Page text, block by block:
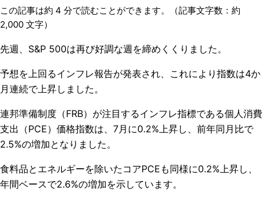
この記事は約 4 分で読むことができます。（記事文字数：約
2,000 文字）
先週、S&P 500は再び好調な週を締めくくりました。
予想を上回るインフレ報告が発表され、これにより指数は4か
月連続で上昇しました。
連邦準備制度（FRB）が注目するインフレ指標である個人消費
支出（PCE）価格指数は、7月に0.2%上昇し、前年同月比で
2.5%の増加となりました。
食料品とエネルギーを除いたコアPCEも同様に0.2%上昇し、
年間ベースで2.6%の増加を示しています。